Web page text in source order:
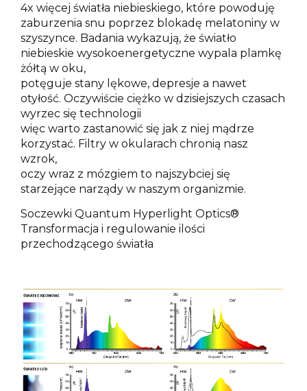
4x więcej światła niebieskiego, które powoduję
zaburzenia snu poprzez blokadę melatoniny w
szyszynce. Badania wykazują, że światło
niebieskie wysokoenergetyczne wypala plamkę
żółtą w oku,
potęguje stany lękowe, depresje a nawet
otyłość. Oczywiście ciężko w dzisiejszych czasach
wyrzec się technologii
więc warto zastanowić się jak z niej mądrze
korzystać. Filtry w okularach chronią nasz
wzrok,
oczy wraz z mózgiem to najszybciej się
starzejące narządy w naszym organizmie.
Soczewki Quantum Hyperlight Optics®
Transformacja i regulowanie ilości
przechodzącego światła